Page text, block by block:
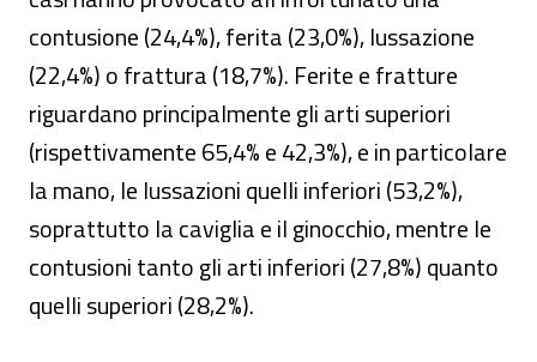
contusione (24,4%), ferita (23,0%), lussazione
(22,4%) o frattura (18,7%). Ferite e fratture
riguardano principalmente gli arti superiori
(rispettivamente 65,4% e 42,3%), e in particolare
la mano, le lussazioni quelli inferiori (53,2%),
soprattutto la caviglia e il ginocchio, mentre le
contusioni tanto gli arti inferiori (27,8%) quanto
quelli superiori (28,2%).